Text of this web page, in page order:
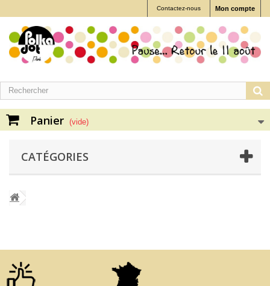
Mon compte
Contactez-nous
Panier (vide)
CATÉGORIES